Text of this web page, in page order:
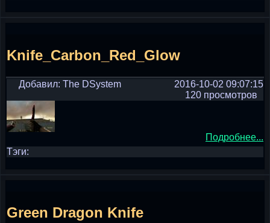
Knife_Carbon_Red_Glow
Добавил: The DSystem
2016-10-02 09:07:15
120 просмотров
Подробнее...
Тэги:
Green Dragon Knife